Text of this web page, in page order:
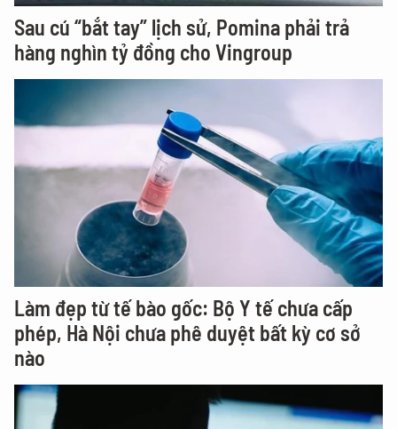
Sau cú “bắt tay” lịch sử, Pomina phải trả
hàng nghìn tỷ đồng cho Vingroup
Làm đẹp từ tế bào gốc: Bộ Y tế chưa cấp
phép, Hà Nội chưa phê duyệt bất kỳ cơ sở
nào